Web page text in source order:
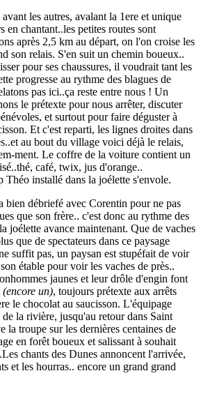
les autres, avalant la 1ere et unique
en chantant..les petites routes sont
après 2,5 km au départ, on l'on croise les
son relais. S'en suit un chemin boueux..
pour ses chaussures, il voudrait tant les
progresse au rythme des blagues de
pas ici..ça reste entre nous ! Un
le prétexte pour nous arrêter, discuter
et surtout pour faire déguster à
Et c'est reparti, les lignes droites dans
au bout du village voici déjà le relais,
ment. Le coffre de la voiture contient un
café, twix, jus d'orange..
installé dans la joélette s'envole.
bien débriefé avec Corentin pour ne pas
que son frère.. c'est donc au rythme des
joélette avance maintenant. Que de vaches
que de spectateurs dans ce paysage
suffit pas, un paysan est stupéfait de voir
étable pour voir les vaches de près..
jaunes et leur drôle d'engin font
(encore un), toujours prétexte aux arrêts
le chocolat au saucisson. L'équipage
la rivière, jusqu'au retour dans Saint
la troupe sur les dernières centaines de
en forêt boueux et salissant à souhait
.Les chants des Dunes annoncent l'arrivée,
et les hourras.. encore un grand grand